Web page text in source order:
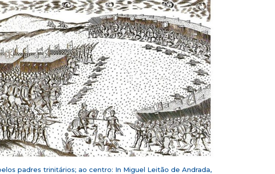
padres trinitários; ao centro: In Miguel Leitão de Andrada,